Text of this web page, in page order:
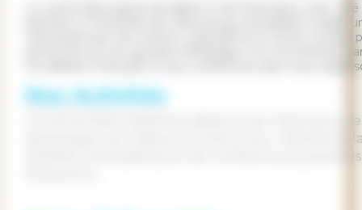
Le Cercle fribourgeois de débat et de rhétorique a été
bachelor à l’Université de Fribourg qui souhaitaient
intéressées par l’art oratoire. Aujourd’hui, le Cercle
personnes sur son groupes WhatsApp. Si tu es intéressé
nos débats mensuels ou aux conférences que nous
Nos Activités
Le Cercle fribourgeois de débat et de rhétorique
développer leur aisance à l’oral et leur maîtrise
d’ateliers thématiques et de conférence